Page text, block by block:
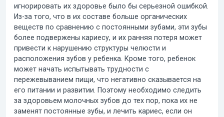
игнорировать их здоровье было бы серьезной ошибкой.
Из-за того, что в их составе больше органических
веществ по сравнению с постоянными зубами, эти зубы
более подвержены кариесу, и их ранняя потеря может
привести к нарушению структуры челюсти и
расположения зубов у ребенка. Кроме того, ребенок
может начать испытывать трудности с
пережевыванием пищи, что негативно сказывается на
его питании и развитии. Поэтому необходимо следить
за здоровьем молочных зубов до тех пор, пока их не
заменят постоянные зубы, и лечить кариес, если он